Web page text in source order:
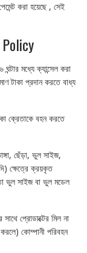
করা হয়েছে , সেই
মধ্যে ক্যান্সেল করা
টাকা প্রদান করতে বাধ্য
ক্রেতাকে বহন করতে
ছেঁড়া, ভুল সাইজ,
ক্ষেত্রে ক্রয়কৃত
ভুল সাইজ বা ভুল মডেল
প্রোডাক্টের মিল না
করলে) কোম্পানী পরিবহন